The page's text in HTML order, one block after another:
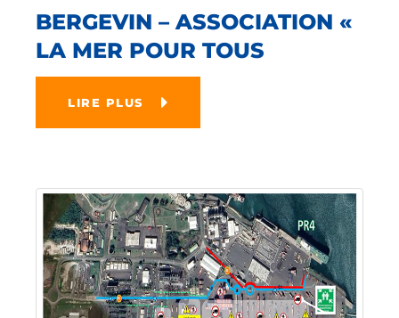
BERGEVIN – ASSOCIATION «
LA MER POUR TOUS
LIRE PLUS